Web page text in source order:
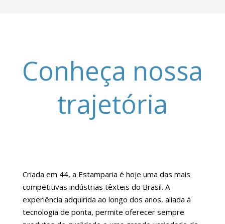
Conheça nossa
trajetória
Criada em 44, a Estamparia é hoje uma das mais
competitivas indústrias têxteis do Brasil. A
experiência adquirida ao longo dos anos, aliada à
tecnologia de ponta, permite oferecer sempre